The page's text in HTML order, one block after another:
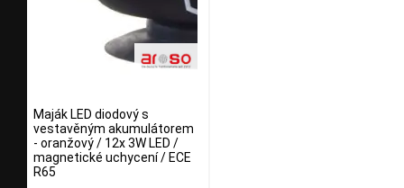
Maják LED diodový s
vestavěným akumulátorem
- oranžový / 12x 3W LED /
magnetické uchycení / ECE
R65